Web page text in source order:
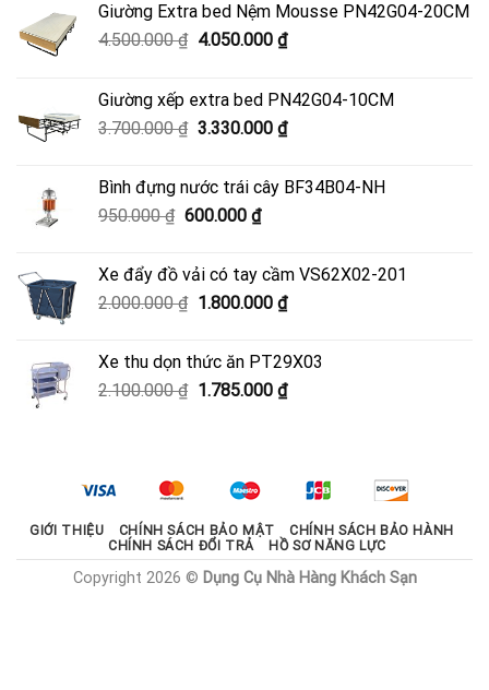
Giường Extra bed Nệm Mousse PN42G04-20CM
4.500.000₫ Giá
4.500.000 ₫.
4.050.000 ₫Giá
là:
4.050.000 ₫.
Giường xếp extra bed PN42G04-10CM
3.700.000₫ Giá
3.700.000 ₫.
3.330.000 ₫Giá
là:
Bình đựng nước trái cây BF34B04-NH
950.000₫ Giá
950.000 ₫.
600.000 ₫Giá
là:
600.000 ₫.
Xe đẩy đồ vải có tay cầm VS62X02-201
2.000.000₫ Giá
2.000.000 ₫.
1.800.000 ₫Giá
là:
1.800.000 ₫.
Xe thu dọn thức ăn PT29X03
2.100.000₫ Giá
1.785.000 ₫Giá
1.785.000 ₫.
GIỚI THIỆU CHÍNH SÁCH BẢO MẬT
CHÍNH SÁCH BẢO HÀNH
CHÍNH SÁCH ĐỔI TRẢ
HỒ SƠ NĂNG LỰC
Copyright 2026 © Dụng Cụ Nhà Hàng Khách Sạn